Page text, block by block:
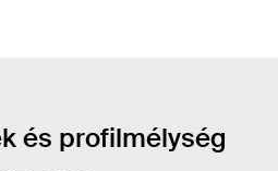
és profilmélység